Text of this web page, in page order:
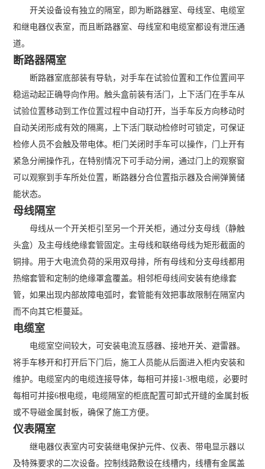
开关设备设有独立的隔室，即为断路器室、母线室、电缆室
和继电器仪表室，而且断路器室、母线室和电缆室都设有泄压通
道。
断路器隔室
断路器室底部装有导轨，对手车在试验位置和工作位置间平
稳运动起正确导向作用。触头盒前装有活门，上下活门在手车从
试验位置移动到工作位置过程中自动打开，当手车反方向移动时
自动关闭形成有效的隔离，上下活门联动检修时可锁定，可保证
检修人员不会触及带电体。柜门关闭时手车可以操作，门上开有
紧急分闸操作孔，在特别情况下可手动分闸，通过门上的观察窗
可以观察到手车所处位置，断路器分合位置指示器及合闸弹簧储
能状态。
母线隔室
母线从一个开关柜引至另一个开关柜，通过分支母线（静触
头盒）及主母线绝缘套管固定。主母线和联络母线为矩形截面的
铜排。用于大电流负荷的采用双母排，所有母线和分支母线都用
热缩套管和定制的绝缘罩盒覆盖。相邻柜母线间安装有绝缘套
管，如果出现内部故障电弧时，套管能有效把事故限制在隔室内
而不向其它柜蔓延。
电缆室
电缆室空间较大，可安装电流互感器、接地开关、避雷器。
将手车移开和打开后下门后，施工人员能从后面进入柜内安装和
维护。电缆室内的电缆连接导体，每相可并接1-3根电缆，必要时
每相可并接6根电缆，电缆隔室的柜底配置可卸式开缝的金属封板
或不导磁金属封板，确保了施工方便。
仪表隔室
继电器仪表室内可安装继电保护元件、仪表、带电显示器以
及特殊要求的二次设备。控制线路敷设在线槽内，线槽有金属盖